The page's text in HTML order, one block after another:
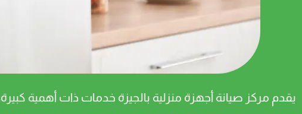
يقدم مركز صيانة أجهزة منزلية بالجيزة خدمات ذات أهمية